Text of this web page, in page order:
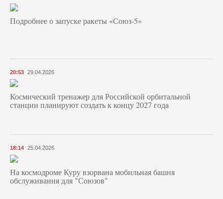
Подробнее о запуске ракеты «Союз‑5»
20:53 29.04.2026
Космический тренажер для Российской орбитальной
станции планируют создать к концу 2027 года
18:14 25.04.2026
На космодроме Куру взорвана мобильная башня
обслуживания для "Союзов"